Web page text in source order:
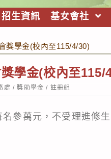
招生資訊 基女會社
獎學金(校內至115/4/30)
學金(校內至115/
處 / 獎助學金 / 註冊組
參萬元，不受理進修生